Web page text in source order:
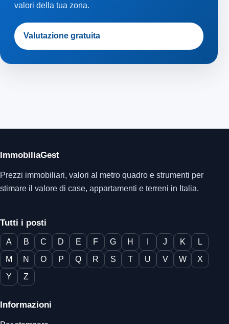
valori della tua zona.
Valutazione gratuita
ImmobiliaGest
Prezzi immobiliari, valori al metro quadro e strumenti per
stimare il valore di case, appartamenti e terreni in Italia.
Tutti i posti
A B C D E F G H J K
L
M
N O P Q R S T U V W
X
Y
Z
Informazioni